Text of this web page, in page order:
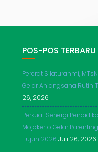
POS-POS TERBARU
Pererat Silaturahmi,
Gelar Anjangsana Rutin
26, 2026
Perkuat Senergi
Mojokerto Gelar
Tujuh 2026 Juli 26, 2026